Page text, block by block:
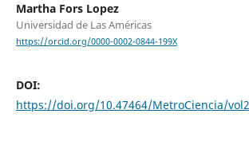
Martha Fors Lopez
Universidad de Las Américas
https://orcid.org/0000-0002-0844-199X
DOI:
https://doi.org/10.47464/MetroCiencia/